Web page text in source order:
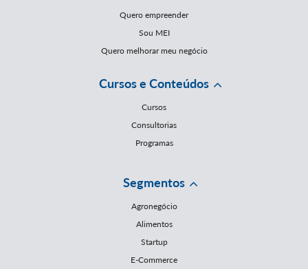
Quero empreender
Sou MEI
Quero melhorar meu negócio
Cursos e Conteúdos
Cursos
Consultorias
Programas
Segmentos
Agronegócio
Alimentos
Startup
E-Commerce